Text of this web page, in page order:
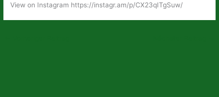
View on Instagram https://instagr.am/p/CX23qITgSuw/